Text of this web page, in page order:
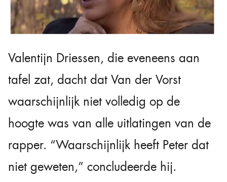
Valentijn Driessen, die eveneens aan
tafel zat, dacht dat Van der Vorst
waarschijnlijk niet volledig op de
hoogte was van alle uitlatingen van de
rapper. “Waarschijnlijk heeft Peter dat
niet geweten,” concludeerde hij.